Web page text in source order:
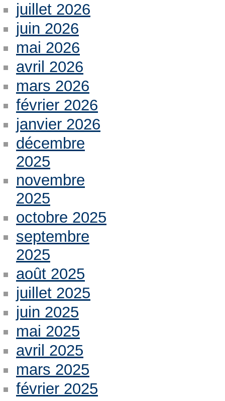
juillet 2026
juin 2026
mai 2026
avril 2026
mars 2026
février 2026
janvier 2026
décembre
2025
novembre
2025
octobre 2025
septembre
2025
août 2025
juillet 2025
juin 2025
mai 2025
avril 2025
mars 2025
février 2025